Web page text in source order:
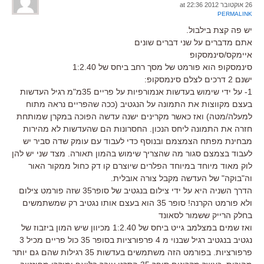
26 אוקטובר 2012 at 22:36
PERMALINK
יש פה קצת בילבול.
אתם מדברים על שני דברים שונים
איימקס/סינמסקופ
סינמסקופ הוא פורמט של מסך רחב ביחס של 1:2.40
ישנם 2 דרכים לצלם סינמסקופ:
1- על ידי שימוש בעדשות אנמורפיות על פריים 35מ"מ רגיל העדשות
בעצם מקווצות את התמונה על הנגטיב (ככה שהפריים נראה מתוח
למעלה/מטה) ואז כאשר מקרינים ישנה עדשה הפוכה במקרן שמותחת
חזרה את התמונה ליחס הנכון. החסרונות הם שהעדשות לא מהירות
מבחינת מפתח הצמצמם ובנוסף כדי לעבוד עם עומק שדה סביר יש
לעבוד בצמצם סגור מה שהצריך שימוש בהמון תאורה. מצד שני יש להן
לוק מאוד מיוחד במיוחד הפלרים שיוצרם קו דק כחול ממקור האור
וה"בוקה" של העדשה מקבל צורה אובלית.
הדרך השניה היא על ידי צילום בנגטיב של סופר35 שזה פורמט צילום
ולא פורמט הקרנה! סופר 35 הוא בעצם אותו נגטיב רק שמשתמשים
בחלק הרייק ששמור לסאונד
ואז שמים במצלמב גייט ביחס של 1:2.40 מכיוון שיש המון ביזבוז של
נגטיב בנגטיב רגיל שבנוי מ 4 פרפורציות בסופר 35 כול פריים מכיל 3
פרפורציות. בפורמט הזה משתמשים בעדשות 35 רגילות שהם גם יותר